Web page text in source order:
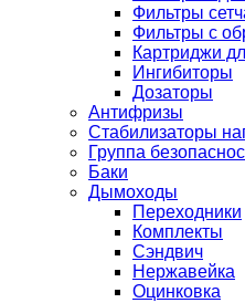
Фильтры
Фильтры с
Картриджи
Ингибиторы
Дозаторы
Антифризы
Стабилизаторы
Группа
Баки
Дымоходы
Переходники
Комплекты
Сэндвич
Нержавейка
Оцинковка